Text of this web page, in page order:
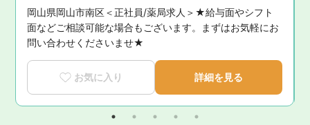
岡山県岡山市南区＜正社員/薬局求人＞★給与面やシフト
面などご相談可能な場合もございます。まずはお気軽にお
問い合わせくださいませ★
お気に入り 詳細を見る